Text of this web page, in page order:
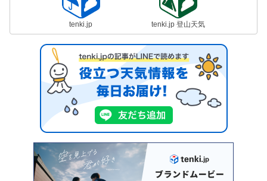
tenki.jp tenki.jp 登山天気